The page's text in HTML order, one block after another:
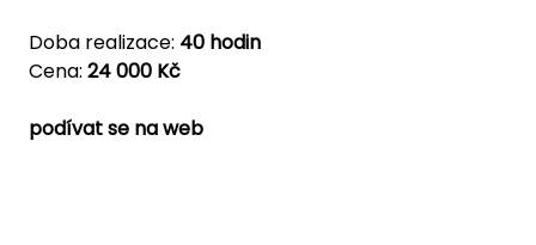
Doba realizace: 40 hodin
Cena: 24 000 Kč
podívat se na web